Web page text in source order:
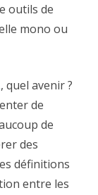
outils de
mono ou
, quel avenir ?
de
de
des
définitions
entre les